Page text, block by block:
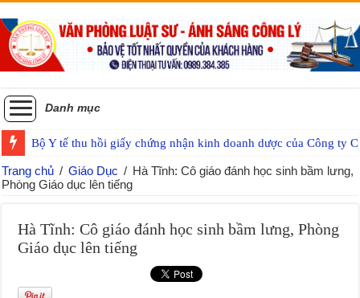
Danh mục
Bộ Y tế thu hồi giấy chứng nhận kinh doanh dược của Công ty
Trang chủ / Giáo Dục / Hà Tĩnh: Cô giáo đánh học sinh bầm lưng,
Phòng Giáo dục lên tiếng
Hà Tĩnh: Cô giáo đánh học sinh bầm lưng, Phòng
Giáo dục lên tiếng